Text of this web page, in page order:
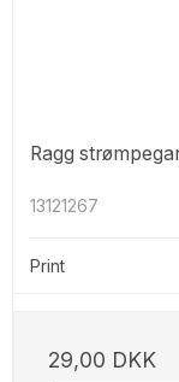
Ragg
13121267
Print
29,00 DKK